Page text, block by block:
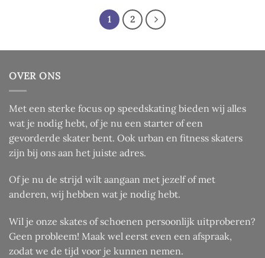
productpagina
worden
op
de
productpagina
1 2
OVER ONS
Met een sterke focus op speedskating bieden wij alles
wat je nodig hebt, of je nu een starter of een
gevorderde skater bent. Ook urban en fitness skaters
zijn bij ons aan het juiste adres.
Of je nu de strijd wilt aangaan met jezelf of met
anderen, wij hebben wat je nodig hebt.
Wil je onze skates of schoenen persoonlijk uitproberen?
Geen probleem! Maak wel eerst even een afspraak,
zodat we de tijd voor je kunnen nemen.